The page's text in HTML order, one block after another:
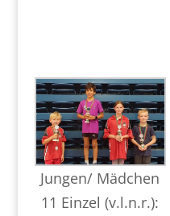
Jungen/ Mädchen
11 Einzel (v.l.n.r.):